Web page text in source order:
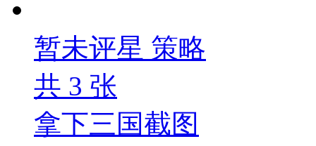
暂未评星 策略
共 3 张
拿下三国截图